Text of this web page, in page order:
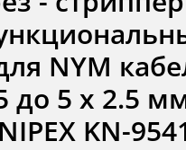
NYM
до 5 х 2.5
KN-